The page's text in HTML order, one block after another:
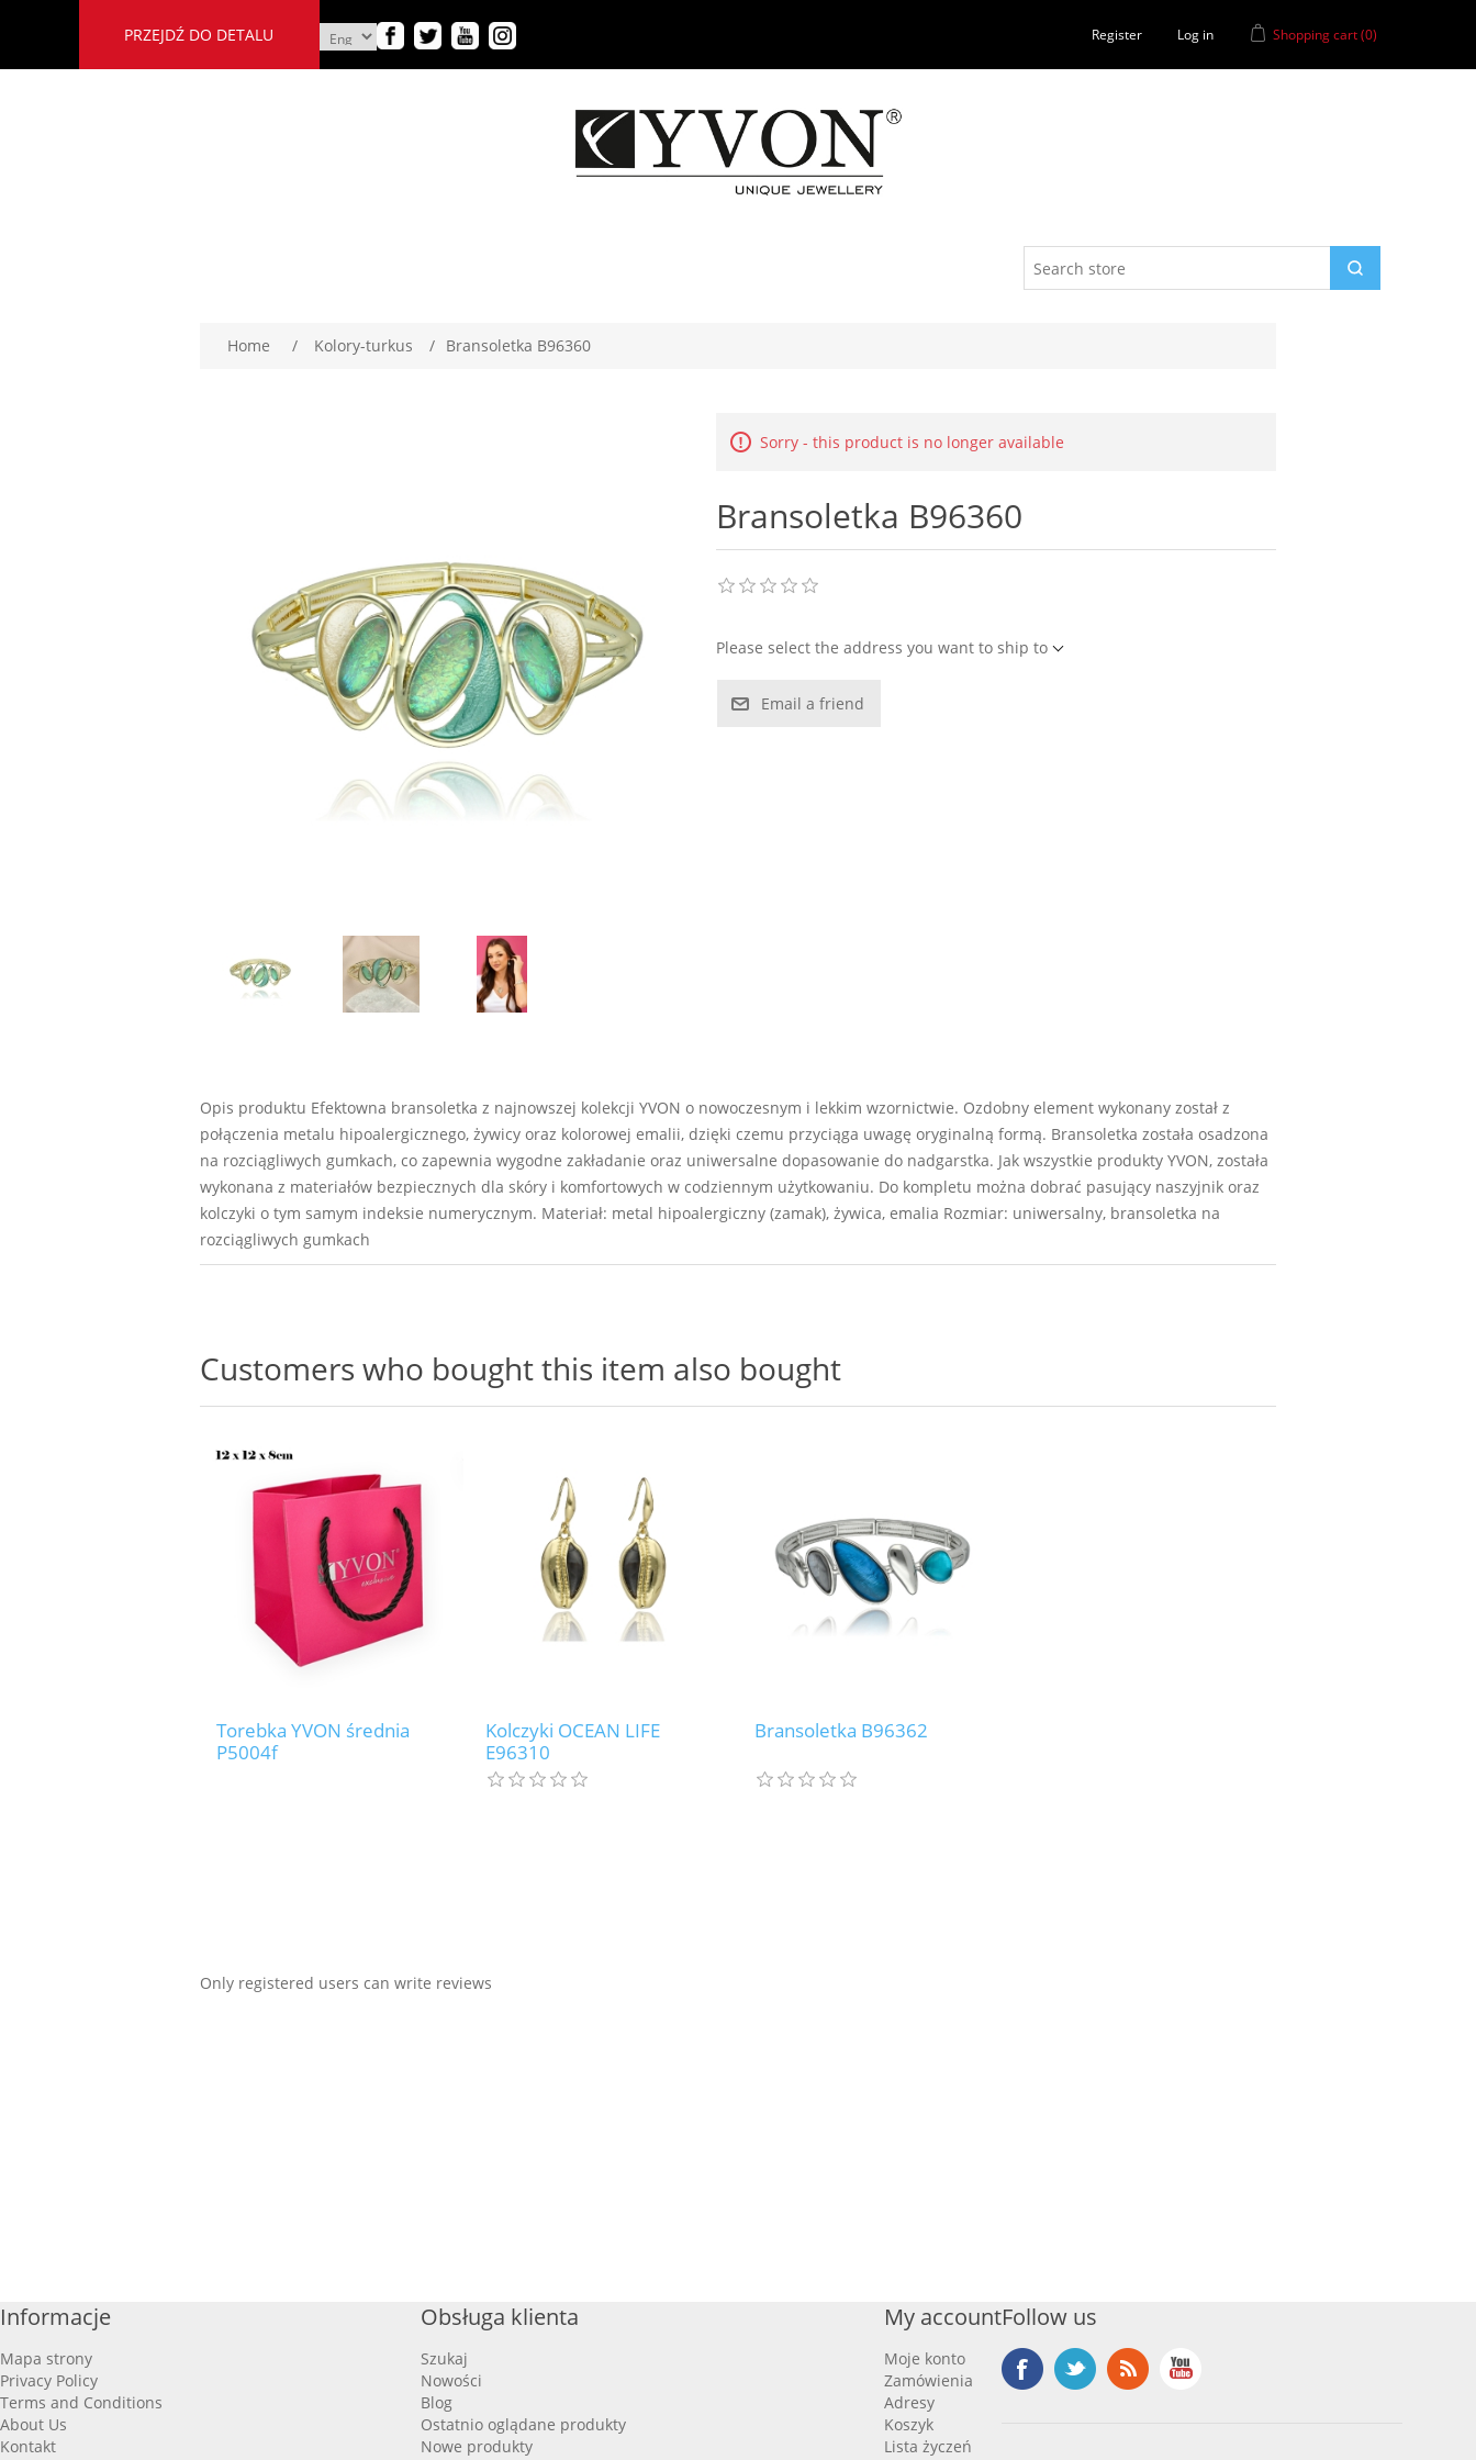
PRZEJDŹ DO DETALU Register Log in Shopping cart(0)
Home / Kolory-turkus / Bransoletka B96360
Sorry - this product is no longer available
Bransoletka B96360
Please select the address you want to ship to
Email a friend
Opis produktu Efektowna bransoletka z najnowszej kolekcji YVON o nowoczesnym i lekkim wzornictwie. Ozdobny element wykonany został z
połączenia metalu hipoalergicznego, żywicy oraz kolorowej emalii, dzięki czemu przyciąga uwagę oryginalną formą. Bransoletka została osadzona
na rozciągliwych gumkach, co zapewnia wygodne zakładanie oraz uniwersalne dopasowanie do nadgarstka. Jak wszystkie produkty YVON, została
wykonana z materiałów bezpiecznych dla skóry i komfortowych w codziennym użytkowaniu. Do kompletu można dobrać pasujący naszyjnik oraz
kolczyki o tym samym indeksie numerycznym. Materiał: metal hipoalergiczny (zamak), żywica, emalia Rozmiar: uniwersalny, bransoletka na
rozciągliwych gumkach
Customers who bought this item also bought
Torebka YVON średnia
P5004f
Kolczyki OCEAN LIFE
E96310
Bransoletka B96362
Only registered users can write reviews
Informacje
Mapa strony
Privacy Policy
Terms and Conditions
About Us
Kontakt
Obsługa klienta
Szukaj
Nowości
Blog
Ostatnio oglądane produkty
Nowe produkty
My account
Moje konto
Zamówienia
Adresy
Koszyk
Lista życzeń
Follow us